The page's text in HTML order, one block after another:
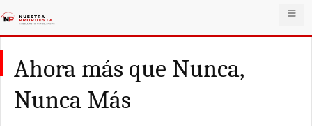
Ahora más que Nunca,
Nunca Más